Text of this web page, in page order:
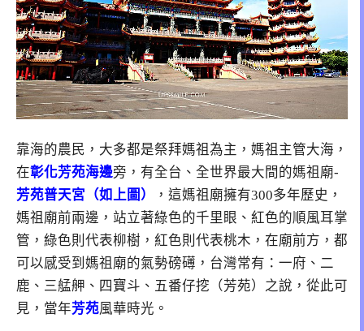
靠海的農民，大多都是祭拜媽祖為主，媽祖主管大海，
在彰化芳苑海邊旁，有全台、全世界最大間的媽祖廟-
芳苑普天宮（如上圖）
，這媽祖廟擁有300多年歷史，
媽祖廟前兩邊，站立著綠色的千里眼、紅色的順風耳掌
管，綠色則代表柳樹，紅色則代表桃木，在廟前方，都
可以感受到媽祖廟的氣勢磅礡，台灣常有：一府、二
鹿、三艋舺、四寶斗、五番仔挖（芳苑）之說，從此可
見，當年芳苑風華時光。